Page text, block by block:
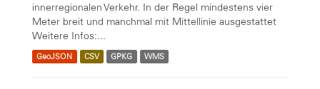
innerregionalen Verkehr. In der Regel mindestens vier
Meter breit und manchmal mit Mittellinie ausgestattet
Weitere Infos:...
GeoJSON CSV GPKG WMS